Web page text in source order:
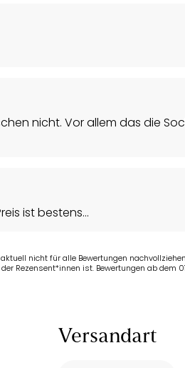
nicht. Vor allem das die
ist bestens...
nicht für alle Bewertungen
Rezensent*innen ist. Bewertungen ab dem
Versandart